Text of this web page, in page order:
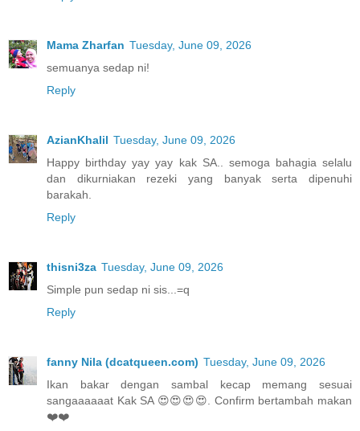
Mama Zharfan Tuesday, June 09, 2026
semuanya sedap ni!
Reply
AzianKhalil Tuesday, June 09, 2026
Happy birthday yay yay kak SA.. semoga bahagia selalu
dan dikurniakan rezeki yang banyak serta dipenuhi
barakah.
Reply
thisni3za Tuesday, June 09, 2026
Simple pun sedap ni sis...=q
Reply
fanny Nila (dcatqueen.com) Tuesday, June 09, 2026
Ikan bakar dengan sambal kecap memang sesuai
sangaaaaaat Kak SA 😍😍😍😍. Confirm bertambah makan
❤️❤️